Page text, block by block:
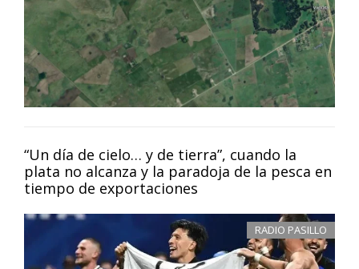
“Un día de cielo… y de tierra”, cuando la
plata no alcanza y la paradoja de la pesca en
tiempo de exportaciones
RADIO PASILLO